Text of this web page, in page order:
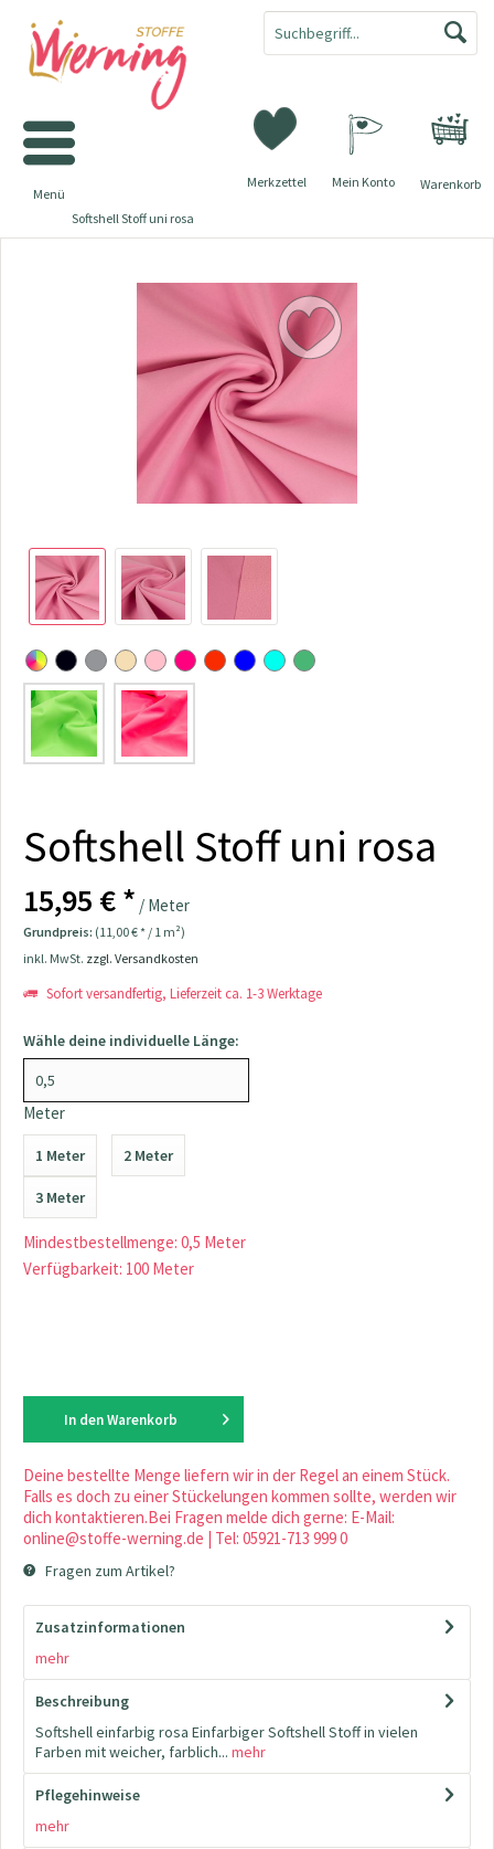
Warenkorb
Merkzettel Mein Konto
Menü
Softshell Stoff uni rosa
Softshell Stoff uni rosa
15,95 € * / Meter
Grundpreis: (11,00 € * / 1 m²)
inkl. MwSt. zzgl. Versandkosten
Sofort versandfertig, Lieferzeit ca. 1-3 Werktage
Wähle deine individuelle Länge:
Meter
1 Meter 2 Meter
3 Meter
Mindestbestellmenge: 0,5 Meter
Verfügbarkeit: 100 Meter
In den Warenkorb
Deine bestellte Menge liefern wir in der Regel an einem Stück.
Falls es doch zu einer Stückelungen kommen sollte, werden wir
dich kontaktieren.Bei Fragen melde dich gerne: E-Mail:
online@stoffe-werning.de | Tel: 05921-713 999 0
Fragen zum Artikel?
Zusatzinformationen
mehr
Beschreibung
Softshell einfarbig rosa Einfarbiger Softshell Stoff in vielen
Farben mit weicher, farblich... mehr
Pflegehinweise
mehr